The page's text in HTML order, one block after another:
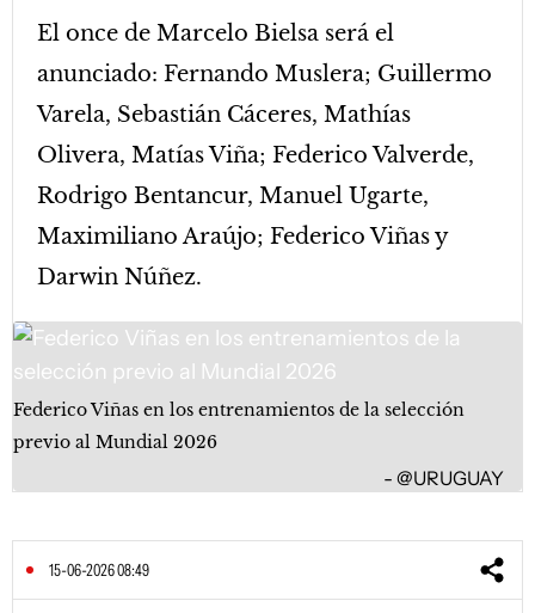
El once de Marcelo Bielsa será el
anunciado: Fernando Muslera; Guillermo
Varela, Sebastián Cáceres, Mathías
Olivera, Matías Viña; Federico Valverde,
Rodrigo Bentancur, Manuel Ugarte,
Maximiliano Araújo; Federico Viñas y
Darwin Núñez.
Federico Viñas en los entrenamientos de la selección
previo al Mundial 2026
@URUGUAY
15-06-2026 08:49